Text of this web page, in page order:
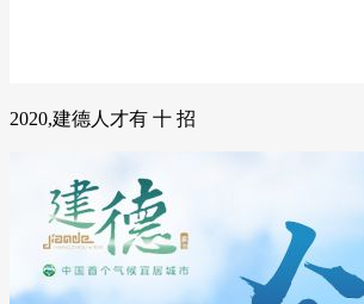
2020,建德人才有 十 招